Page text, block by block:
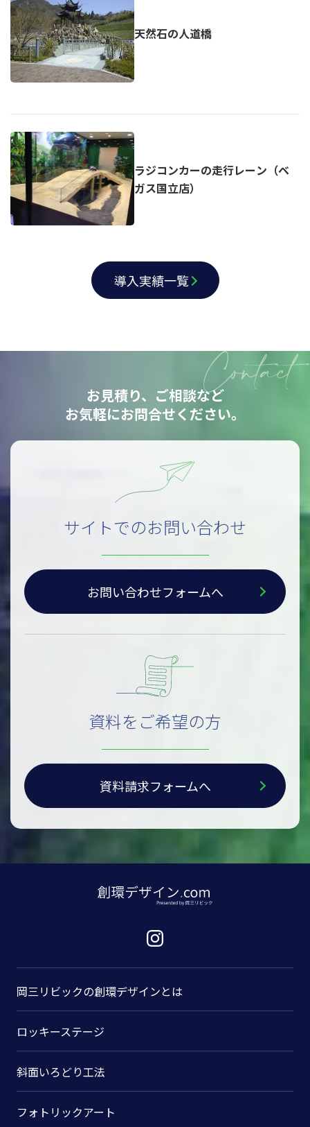
天然石の人道橋
ラジコンカーの走行レーン（ベ
ガス国立店）
導入実績一覧
お見積り、ご相談など
お気軽にお問合せください。
サイトでのお問い合わせ
お問い合わせフォームへ
資料をご希望の方
資料請求フォームへ
岡三リビックの創環デザインとは
ロッキーステージ
斜面いろどり工法
フォトリックアート